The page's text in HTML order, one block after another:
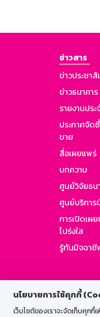
นโยบายการใช้คุกกี้
เว็บไซต์ของเราจะจัดเก็บคุก
ข่าวสาร
ข่าวประชา
ข่าวธนาคาร
รายงานประ
ประกาศจัด
ขาย
สื่อเผยแพร่
บทความ
ศูนย์วิจัยธน
ศูนย์บริการ
การเปิดเผ
โปร่งใส
รู้ทันมิจฉา